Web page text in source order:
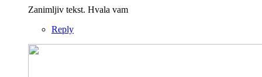
Zanimljiv tekst. Hvala vam
Reply